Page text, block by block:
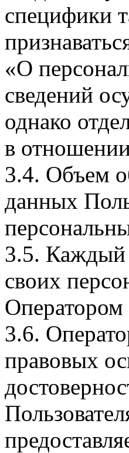
специфики
«О
сведений
однако
в
3.4. Объем
данных
3.5. Каждый
своих
Оператором
3.6.
правовых